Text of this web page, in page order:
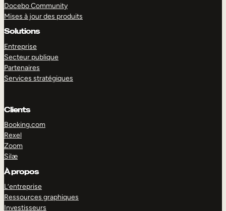
Docebo Community
Mises à jour des produits
Solutions
Entreprise
Secteur publique
Partenaires
Services stratégiques
Clients
Booking.com
Rexel
Zoom
Silæ
À propos
L’entreprise
Ressources graphiques
Investisseurs